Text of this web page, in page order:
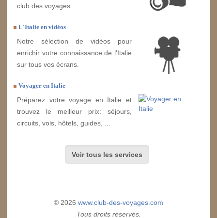
club des voyages.
L'Italie en vidéos
Notre sélection de vidéos pour
enrichir votre connaissance de l'Italie
sur tous vos écrans.
Voyager en Italie
Préparez votre voyage en Italie et
trouvez le meilleur prix: séjours,
circuits, vols, hôtels, guides, ...
Voir tous les services
© 2026 www.club-des-voyages.com
Tous droits réservés.